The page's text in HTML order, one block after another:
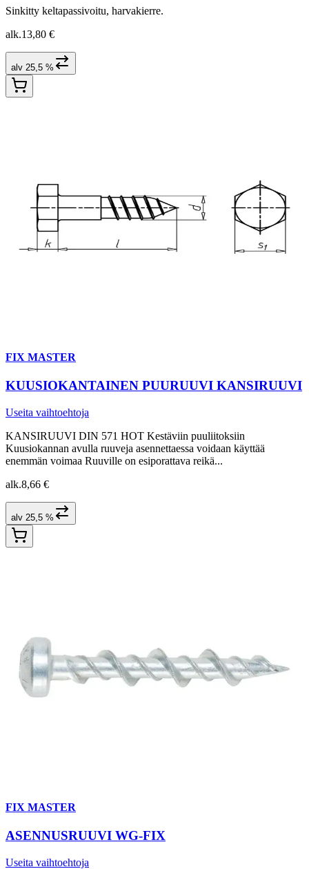
Sinkitty keltapassivoitu, harvakierre.
alk.13,80 €
alv 25,5 %
FIX MASTER
KUUSIOKANTAINEN PUURUUVI KANSIRUUVI
Useita vaihtoehtoja
KANSIRUUVI DIN 571 HOT Kestäviin puuliitoksiin
Kuusiokannan avulla ruuveja asennettaessa voidaan käyttää
enemmän voimaa Ruuville on esiporattava reikä...
alk.8,66 €
alv 25,5 %
FIX MASTER
ASENNUSRUUVI WG-FIX
Useita vaihtoehtoja